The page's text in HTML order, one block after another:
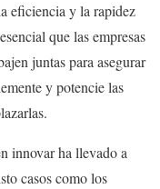
eficiencia y la rapidez
que las empresas
juntas para asegurar
y potencie las
innovar ha llevado a
casos como los